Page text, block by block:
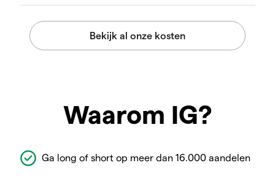
Waarom IG?
Ga long of short op meer dan 16.000 aandelen